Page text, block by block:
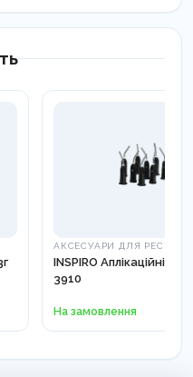
АКСЕСУАРИ ДЛЯ
INSPIRO Аплікаційні
3910
На замовлення